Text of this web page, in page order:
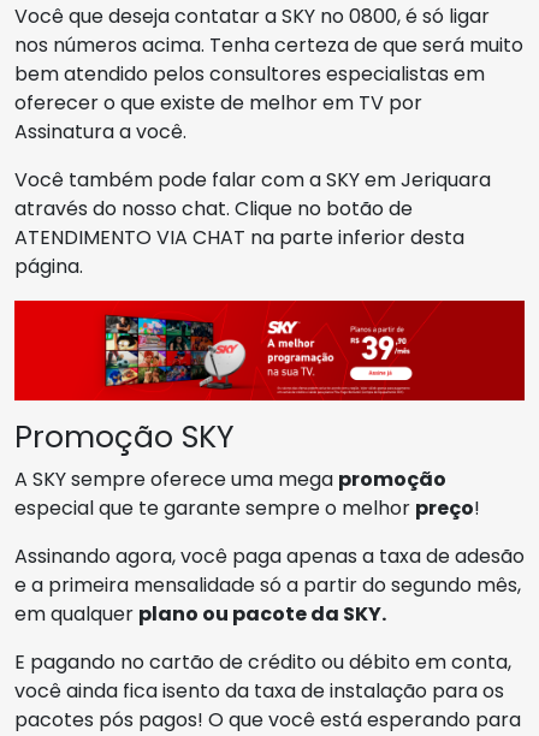
Você que deseja contatar a SKY no 0800, é só ligar
nos números acima. Tenha certeza de que será muito
bem atendido pelos consultores especialistas em
oferecer o que existe de melhor em TV por
Assinatura a você.
Você também pode falar com a SKY em Jeriquara
através do nosso chat. Clique no botão de
ATENDIMENTO VIA CHAT na parte inferior desta
página.
Promoção SKY
A SKY sempre oferece uma mega promoção
especial que te garante sempre o melhor preço!
Assinando agora, você paga apenas a taxa de adesão
e a primeira mensalidade só a partir do segundo mês,
em qualquer plano ou pacote da SKY.
E pagando no cartão de crédito ou débito em conta,
você ainda fica isento da taxa de instalação para os
pacotes pós pagos! O que você está esperando para